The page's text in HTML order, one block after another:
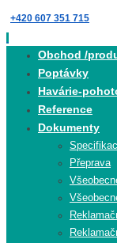
Skip
to
content
+420 607 351 715
Obchod /
Poptávky
Havárie-
Reference
Dokumenty
Přeprava